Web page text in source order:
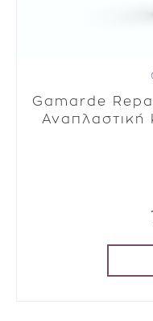
Gamarde
Αναπλαστική